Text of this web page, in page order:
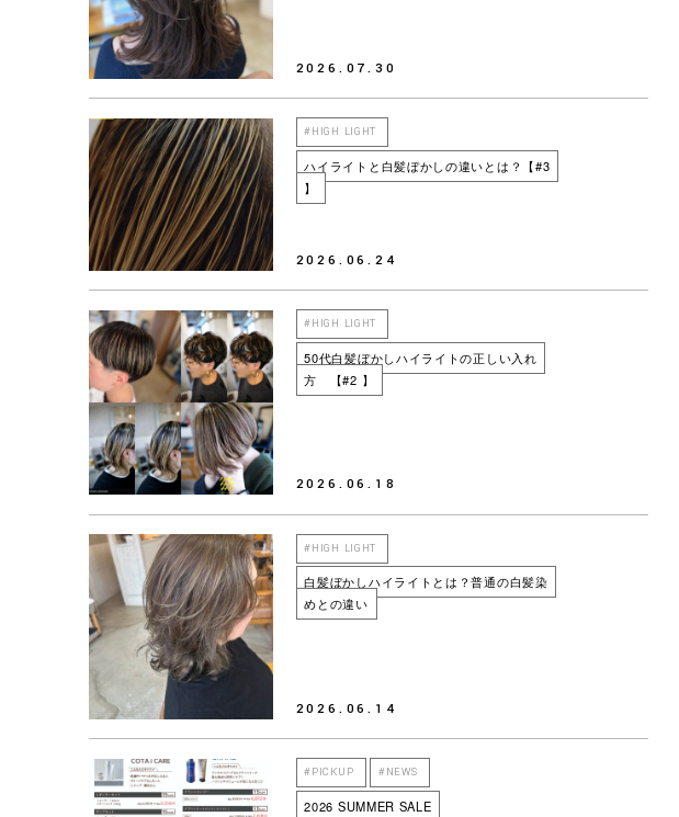
2026.07.30
#HIGH LIGHT
ハイライトと白髪ぼかしの違いとは？【#3
】
2026.06.24
#HIGH LIGHT
50代白髪ぼかしハイライトの正しい入れ
方 【#2 】
2026.06.18
#HIGH LIGHT
白髪ぼかしハイライトとは？普通の白髪染
めとの違い
2026.06.14
#PICKUP #NEWS
2026 SUMMER SALE